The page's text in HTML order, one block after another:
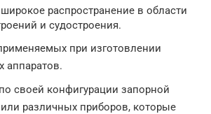
распространение в области
и судостроения.
при изготовлении
аппаратов.
своей конфигурации запорной
различных приборов, которые